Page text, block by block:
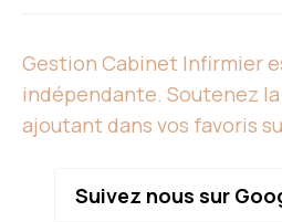
Gestion Cabinet Infirmier
indépendante. Soutenez
ajoutant dans vos favoris
Suivez nous sur